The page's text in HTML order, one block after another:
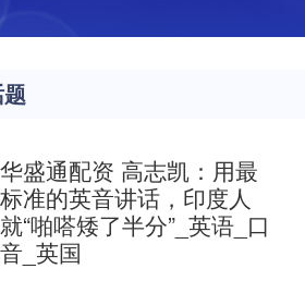
华盛通配资 高志凯：用最
标准的英音讲话，印度人
就“啪嗒矮了半分”_英语_口
音_英国